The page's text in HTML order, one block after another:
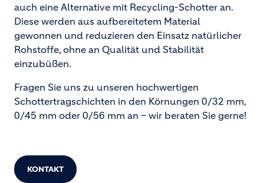
auch eine Alternative mit Recycling-Schotter an.
Diese werden aus aufbereitetem Material
gewonnen und reduzieren den Einsatz natürlicher
Rohstoffe, ohne an Qualität und Stabilität
einzubüßen.
Fragen Sie uns zu unseren hochwertigen
Schottertragschichten in den Körnungen 0/32 mm,
0/45 mm oder 0/56 mm an – wir beraten Sie gerne!
KONTAKT